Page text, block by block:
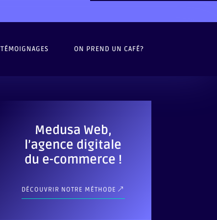
TÉMOIGNAGES ON PREND UN CAFÉ?
Medusa Web,
l’agence digitale
du e-commerce !
DÉCOUVRIR NOTRE MÉTHODE